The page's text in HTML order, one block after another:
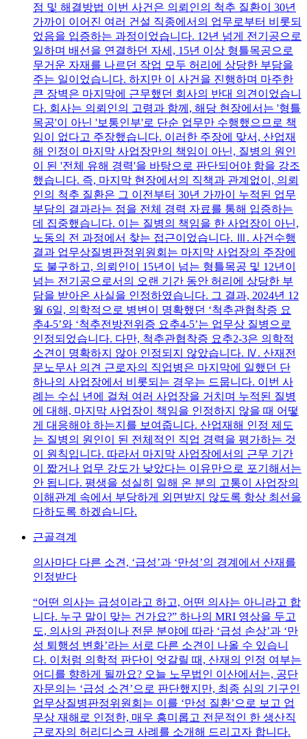
점 및 해결방법 이번 사건은 의뢰인의 척추 질환이 30년
가까이 이어진 여러 건설 직종에서의 업무로부터 비롯되
었음을 입증하는 과정이었습니다. 12년 넘게 전기공으로
일하며 배선을 연결하던 자세, 15년 이상 형틀목공으로
무거운 자재를 나르던 작업 모두 허리에 상당한 부담을
주는 일이었습니다. 하지만 이 사건을 진행하며 마주한
큰 장벽은 마지막에 근무했던 회사의 반대 의견이었습니
다. 회사는 의뢰인의 고령과 함께, 해당 현장에서는 '형틀
목공'이 아닌 '보통인부'로 단순 업무만 수행했으므로 책
임이 없다고 주장했습니다. 이러한 주장에 맞서, 산업재
해 인정이 마지막 사업장만의 책임이 아닌, 질병의 원인
이 된 '전체 유해 경력'을 바탕으로 판단되어야 함을 강조
했습니다. 즉, 마지막 현장에서의 직책과 관계없이, 의뢰
인의 척추 질환은 그 이전부터 30년 가까이 누적된 업무
부담의 결과라는 점을 전체 경력 자료를 통해 입증하는
데 집중했습니다. 이는 질병의 책임을 한 사업장이 아닌,
노동의 전 과정에서 찾는 접근이었습니다. Ⅲ. 사건수행
결과 업무상질병판정위원회는 마지막 사업장의 주장에
도 불구하고, 의뢰인이 15년이 넘는 형틀목공 및 12년이
넘는 전기공으로서의 오랜 기간 동안 허리에 상당한 부
담을 받아온 사실을 인정하였습니다. 그 결과, 2024년 12
월 6일, 의학적으로 병변이 명확했던 ‘척추관협착증 요
추4-5’와 ‘척추전방전위증 요추4-5’는 업무상 질병으로
인정되었습니다. 다만, 척추관협착증 요추2-3은 의학적
소견이 명확하지 않아 인정되지 않았습니다. Ⅳ. 산재전
문노무사 의견 근로자의 직업병은 마지막에 일했던 단
하나의 사업장에서 비롯되는 경우는 드뭅니다. 이번 사
례는 수십 년에 걸쳐 여러 사업장을 거치며 누적된 질병
에 대해, 마지막 사업장이 책임을 인정하지 않을 때 어떻
게 대응해야 하는지를 보여줍니다. 산업재해 인정 제도
는 질병의 원인이 된 전체적인 직업 경력을 평가하는 것
이 원칙입니다. 따라서 마지막 사업장에서의 근무 기간
이 짧거나 업무 강도가 낮았다는 이유만으로 포기해서는
안 됩니다. 평생을 성실히 일해 온 분의 고통이 사업장의
이해관계 속에서 부당하게 외면받지 않도록 항상 최선을
다하도록 하겠습니다.
근골격계
의사마다 다른 소견, ‘급성’과 ‘만성’의 경계에서 산재를
인정받다
“어떤 의사는 급성이라고 하고, 어떤 의사는 아니라고 합
니다. 누구 말이 맞는 건가요?” 하나의 MRI 영상을 두고
도, 의사의 관점이나 전문 분야에 따라 ‘급성 손상’과 ‘만
성 퇴행성 변화’라는 서로 다른 소견이 나올 수 있습니
다. 이처럼 의학적 판단이 엇갈릴 때, 산재의 인정 여부는
어디를 향하게 될까요? 오늘 노무법인 이산에서는, 공단
자문의는 ‘급성 소견’으로 판단했지만, 최종 심의 기구인
업무상질병판정위원회는 이를 ‘만성 질환’으로 보고 업
무상 재해로 인정한, 매우 흥미롭고 전문적인 한 생산직
근로자의 허리디스크 사례를 소개해 드리고자 합니다.